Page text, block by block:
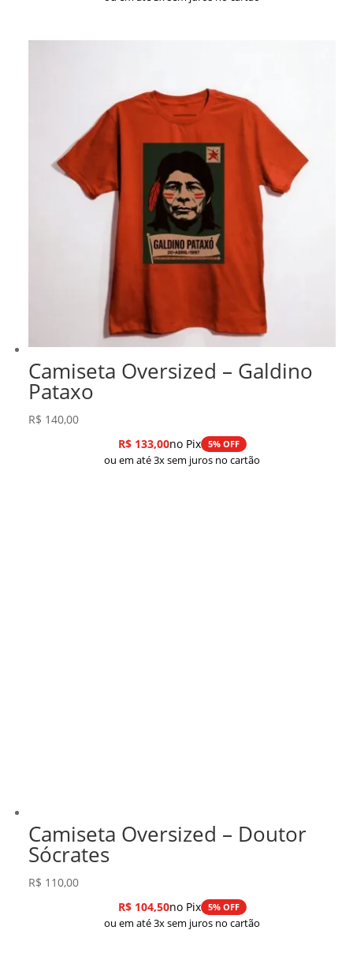
Camiseta Oversized – Galdino
Pataxo
R$ 140,00
R$133,00no Pix 5% OFF
ou em até 3x sem juros no cartão
Camiseta Oversized – Doutor
Sócrates
R$ 110,00
R$104,50no Pix 5% OFF
ou em até 3x sem juros no cartão